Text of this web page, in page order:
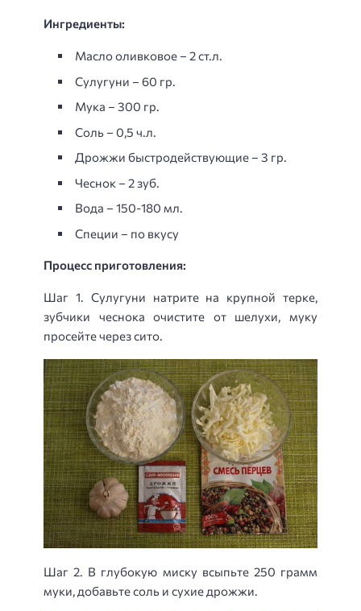
Ингредиенты:
Масло оливковое – 2 ст.л.
Сулугуни – 60 гр.
Мука – 300 гр.
Соль – 0,5 ч.л.
Дрожжи быстродействующие – 3 гр.
Чеснок – 2 зуб.
Вода – 150-180 мл.
Специи – по вкусу
Процесс приготовления:
Шаг 1. Сулугуни натрите на крупной терке,
зубчики чеснока очистите от шелухи, муку
просейте через сито.
Шаг 2. В глубокую миску всыпьте 250 грамм
муки, добавьте соль и сухие дрожжи.